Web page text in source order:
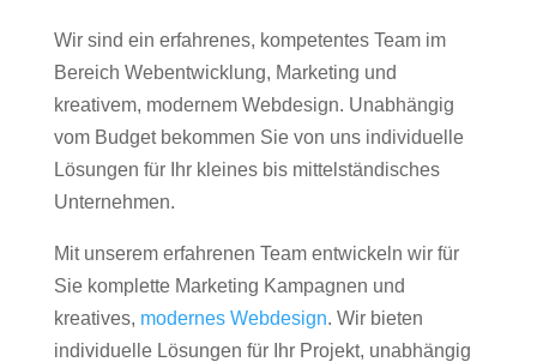
Wir sind ein erfahrenes, kompetentes Team im
Bereich Webentwicklung, Marketing und
kreativem, modernem Webdesign. Unabhängig
vom Budget bekommen Sie von uns individuelle
Lösungen für Ihr kleines bis mittelständisches
Unternehmen.
Mit unserem erfahrenen Team entwickeln wir für
Sie komplette Marketing Kampagnen und
kreatives, modernes Webdesign. Wir bieten
individuelle Lösungen für Ihr Projekt, unabhängig